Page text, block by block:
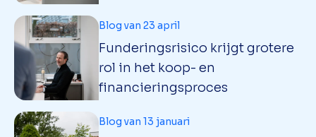
Funderingsrisico krijgt grotere
rol in het koop- en
financieringsproces
Blog van 23 april
Blog van 13 januari